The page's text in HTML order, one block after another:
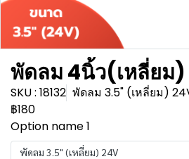
พัดลม 4นิ้ว(เหลี่ยม
SKU : 18132 พัดลม 3.5" (เหลี่ยม)
฿180
Option name 1
พัดลม 3.5" (เหลี่ยม) 24V